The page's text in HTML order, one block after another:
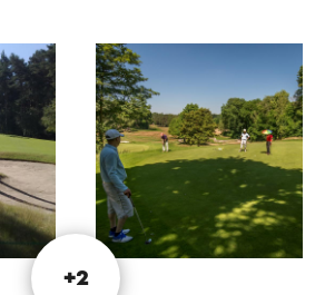
mit offenem Charakter,
mehrere Abschläge von höher
machen das Golfen auf dem
zu einem
die abwechselnd zu 18
werden können.
Hilfe eines Online-
+2